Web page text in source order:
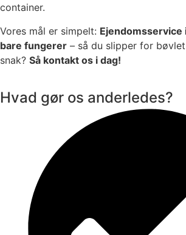
container.
Vores mål er simpelt:
bare fungerer – så du slipper for
snak? Så kontakt os i dag!
Hvad gør os anderledes?